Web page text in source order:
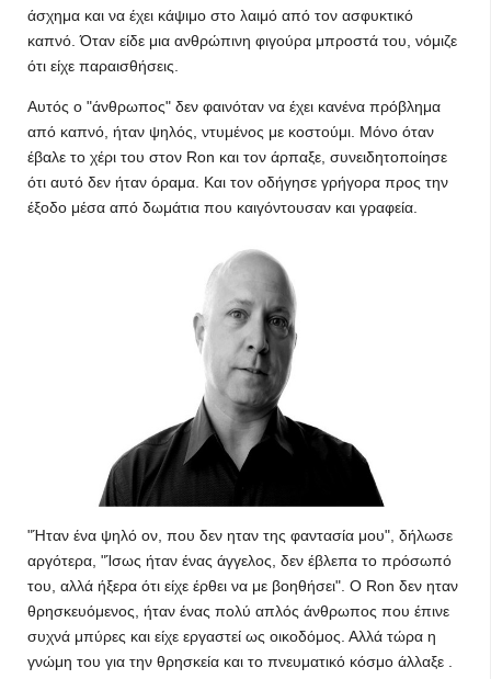
άσχημα και να έχει κάψιμο στο λαιμό από τον ασφυκτικό
καπνό. Όταν είδε μια ανθρώπινη φιγούρα μπροστά του, νόμιζε
ότι είχε παραισθήσεις.
Αυτός ο "άνθρωπος" δεν φαινόταν να έχει κανένα πρόβλημα
από καπνό, ήταν ψηλός, ντυμένος με κοστούμι. Μόνο όταν
έβαλε το χέρι του στον Ron και τον άρπαξε, συνειδητοποίησε
ότι αυτό δεν ήταν όραμα. Και τον οδήγησε γρήγορα προς την
έξοδο μέσα από δωμάτια που καιγόντουσαν και γραφεία.
"Ήταν ένα ψηλό ον, που δεν ηταν της φαντασία μου", δήλωσε
αργότερα, "Ίσως ήταν ένας άγγελος, δεν έβλεπα το πρόσωπό
του, αλλά ήξερα ότι είχε έρθει να με βοηθήσει". Ο Ron δεν ηταν
θρησκευόμενος, ήταν ένας πολύ απλός άνθρωπος που έπινε
συχνά μπύρες και είχε εργαστεί ως οικοδόμος. Αλλά τώρα η
γνώμη του για την θρησκεία και το πνευματικό κόσμο άλλαξε .